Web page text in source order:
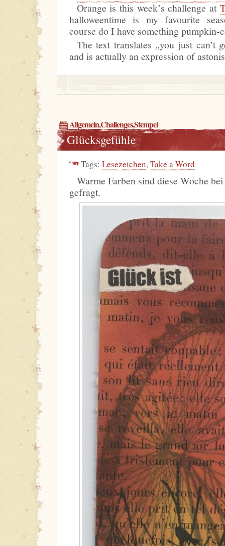
Orange is this week’s challenge at
halloweentime is my favourite
course do I have something
The text translates „you just can’t
and is actually an expression of
Allgemein,Challenges,Stempel
Glücksgefühle
Tags: Lesezeichen, Take a Word
Warme Farben sind diese Woche bei
gefragt.